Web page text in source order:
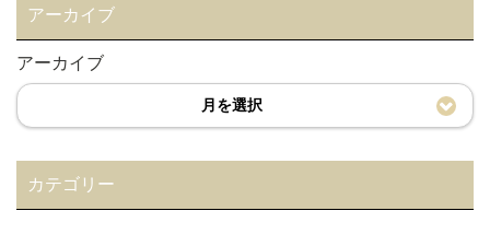
アーカイブ
アーカイブ
月を選択
カテゴリー